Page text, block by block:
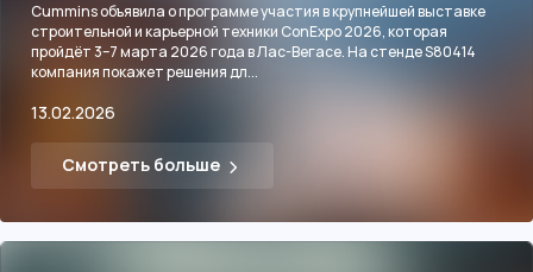
Cummins объявила о программе участия в крупнейшей выставке
строительной и карьерной техники ConExpo 2026, которая
пройдёт 3–7 марта 2026 года в Лас-Вегасе. На стенде S80414
компания покажет решения дл...
13.02.2026
Смотреть больше